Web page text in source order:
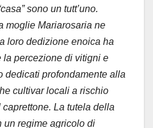
sono un tutt’uno.
moglie Mariarosaria ne
loro dedizione enoica ha
percezione di vitigni e
dedicati profondamente alla
cultivar locali a rischio
La tutela della
un regime agricolo di